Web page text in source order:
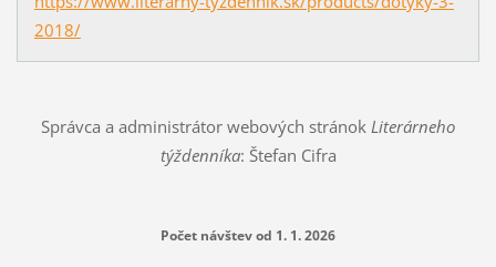
2018/
Správca a administrátor webových stránok Literárneho
týždenníka: Štefan Cifra
Počet návštev od 1. 1. 2026